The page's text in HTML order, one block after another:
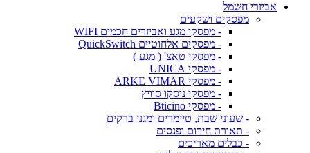
אביזרי חשמל
מפסקים ושקעים
- מפסקי מגע ואביזרים חכמים WIFI
- מפסקים אלחוטיים QuickSwitch
- מפסקי טאצ' ( מגע )
- מפסקי UNICA
- מפסקי ARKE VIMAR
- מפסקי ניסקו סוויץ
- מפסקי Bticino
- שעוני שבת, טיימרים ומגני ברקים
- תאורת חירום ופנסים
- כבלים מאריכים